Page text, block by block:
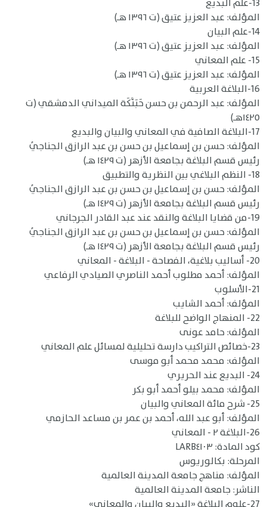
13-علم البديع
المؤلف: عبد العزيز عتيق (ت ١٣٩٦ هـ)
14-علم البيان
المؤلف: عبد العزيز عتيق (ت ١٣٩٦ هـ)
15- علم المعاني
المؤلف: عبد العزيز عتيق (ت ١٣٩٦ هـ)
16-البلاغة العربية
المؤلف: عبد الرحمن بن حسن حَبَنَّكَة الميداني الدمشقي (ت
١٤٢٥هـ)
17-البلاغة الصافية في المعاني والبيان والبديع
المؤلف: حسن بن إسماعيل بن حسن بن عبد الرازق الجناجيُ
رئيس قسم البلاغة بجامعة الأزهر (ت ١٤٢٩ هـ)
18- النظم البلاغي بين النظرية والتطبيق
المؤلف: حسن بن إسماعيل بن حسن بن عبد الرازق الجناجيُ
رئيس قسم البلاغة بجامعة الأزهر (ت ١٤٢٩ هـ)
19-من قضايا البلاغة والنقد عند عبد القادر الجرجاني
المؤلف: حسن بن إسماعيل بن حسن بن عبد الرازق الجناجيُ
رئيس قسم البلاغة بجامعة الأزهر (ت ١٤٢٩ هـ)
20- أساليب بلاغية، الفصاحة - البلاغة - المعاني
المؤلف: أحمد مطلوب أحمد الناصري الصيادي الرفاعي
21-الأسلوب
المؤلف: أحمد الشايب
22- المنهاج الواضح للبلاغة
المؤلف: حامد عونى
23-خصائص التراكيب دارسة تحليلية لمسائل علم المعاني
المؤلف: محمد محمد أبو موسى
24- البديع عند الحريري
المؤلف: محمد بيلو أحمد أبو بكر
25- شرح مائة المعاني والبيان
المؤلف: أبو عبد الله، أحمد بن عمر بن مساعد الحازمي
26-البلاغة ٢ - المعاني
كود المادة: LARB٤١٠٣
المرحلة: بكالوريوس
المؤلف: مناهج جامعة المدينة العالمية
الناشر: جامعة المدينة العالمية